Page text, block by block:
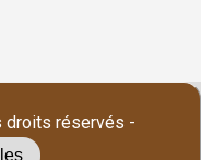
droits réservés -